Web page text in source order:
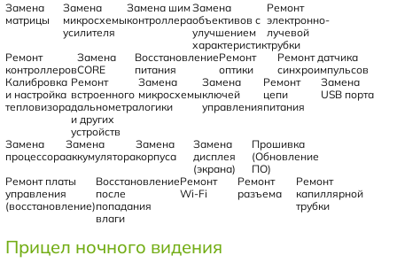
Замена
матрицы
Замена
микросхемы
усилителя
Замена шим
контроллера
Замена
объективов с
улучшением
характеристик
Ремонт
электронно-
лучевой
трубки
Ремонт
контроллеров
Замена
CORE
Восстановление
питания
Ремонт
оптики
Ремонт датчика
синхроимпульсов
Калибровка
и настройка
тепловизора
Ремонт
встроенного
дальнометра
и других
устройств
Замена
микросхемы
логики
Замена
ключей
управления
Ремонт
цепи
питания
Замена
USB порта
Замена
процессора
Замена
аккумулятора
Замена
корпуса
Замена
дисплея
(экрана)
Прошивка
(Обновление
ПО)
Ремонт платы
управления
(восстановление)
Восстановление
после
попадания
влаги
Ремонт
Wi-Fi
Ремонт
разъема
Ремонт
капиллярной
трубки
Прицел ночного видения